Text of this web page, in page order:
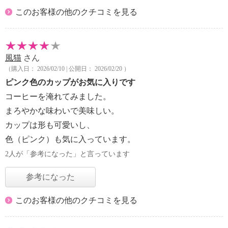
このお客様の他のクチコミを見る
風猫 さん
（購入日： 2026/02/10 | 公開日： 2026/02/20 ）
ピンク色のカップがお気に入りです
コーヒーを淹れてみました。
まろやかな味わいで美味しい。
カップは形も可愛いし、
色（ピンク）も気に入っています。
2人が「参考になった」と言っています
参考になった
このお客様の他のクチコミを見る